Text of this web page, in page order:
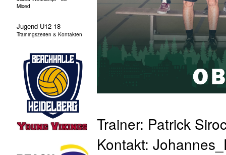
Trainer: Patrick
Kontakt: